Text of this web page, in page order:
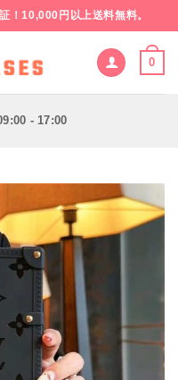
！10,000円以上送料無料。
0
- 17:00